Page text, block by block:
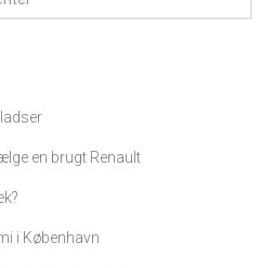
en brugt Renault
i København